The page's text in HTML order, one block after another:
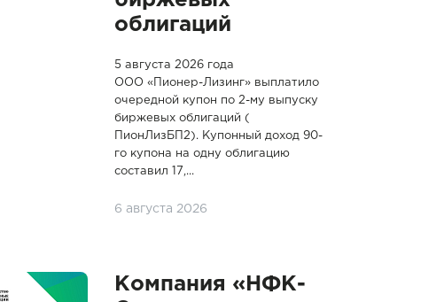
облигаций
5 августа 2026 года
ООО «Пионер-Лизинг» выплатило
очередной купон по 2-му выпуску
биржевых облигаций (
ПионЛизБП2). Купонный доход 90-
го купона на одну облигацию
составил 17,...
6 августа 2026
Компания «НФК-